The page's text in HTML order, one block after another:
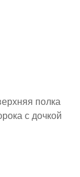
полка
с дочкой